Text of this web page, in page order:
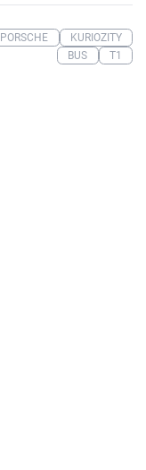
PORSCHE
KURIOZITY
BUS
T1